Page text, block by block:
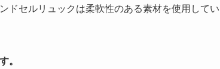
ドセルリュックは柔軟性のある素材を使用してい
。